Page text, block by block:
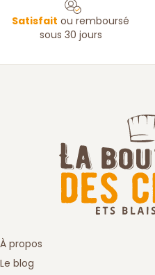
Satisfait ou remboursé
sous 30 jours
À propos
Le blog